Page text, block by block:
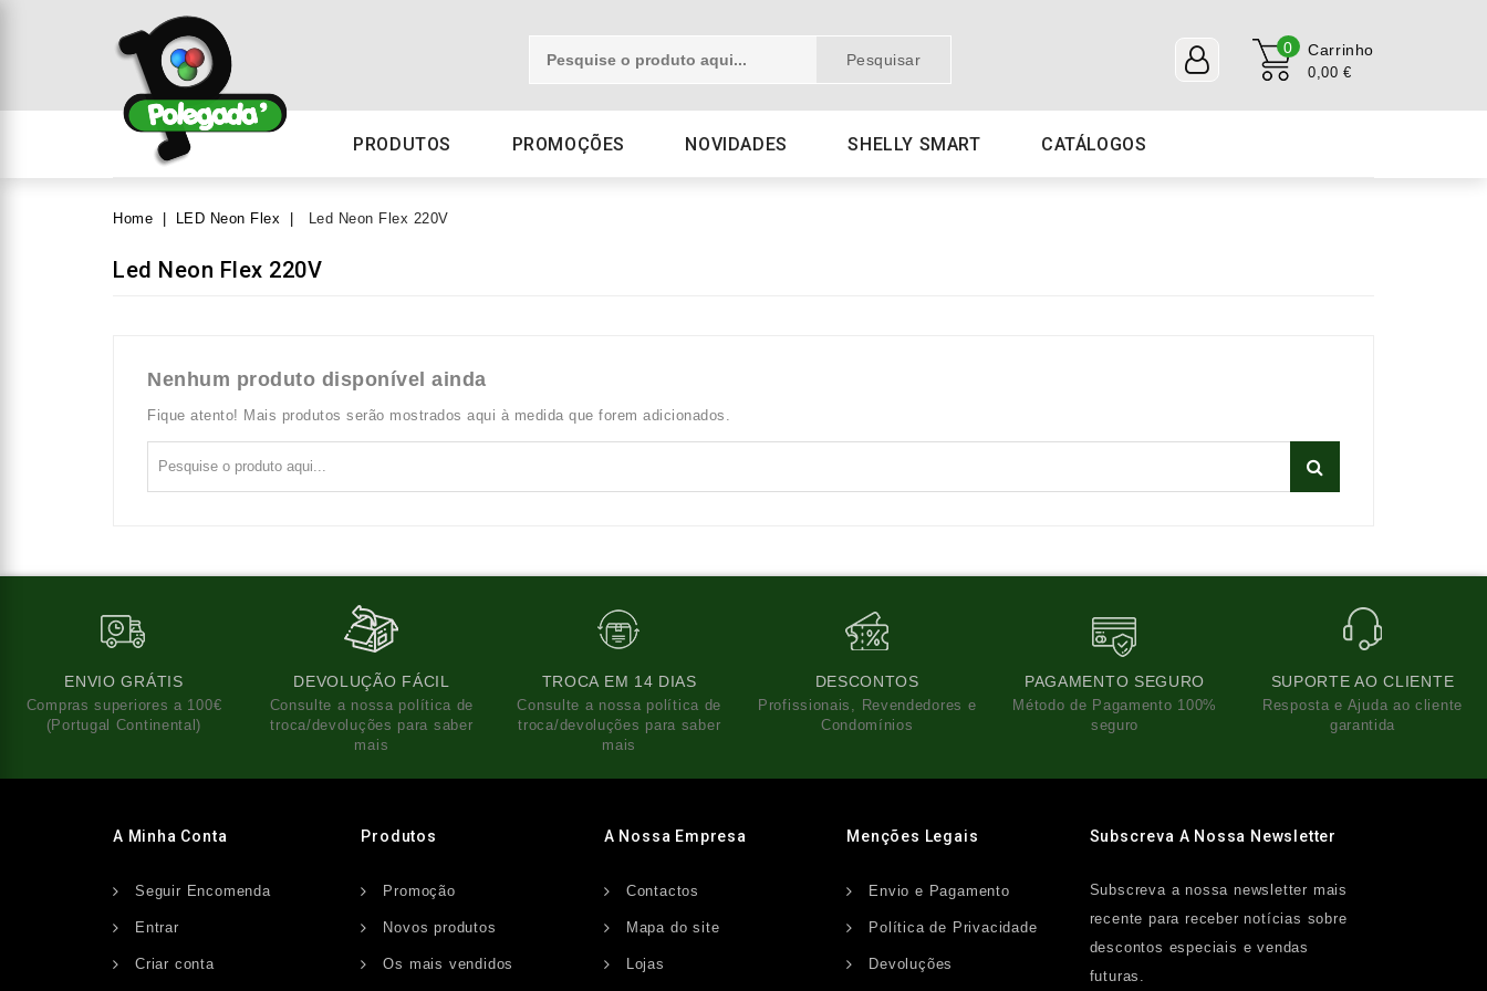
Carrinho
0,00 €
0
Pesquisar
PRODUTOS PROMOÇÕES NOVIDADES SHELLY SMART CATÁLOGOS
Home LED Neon Flex Led Neon Flex 220V
Led Neon Flex 220V
Nenhum produto disponível ainda
Fique atento! Mais produtos serão mostrados aqui à medida que forem adicionados.
ENVIO GRÁTIS
Compras superiores a 100€
(Portugal Continental)
DEVOLUÇÃO FÁCIL
Consulte a nossa política de
troca/devoluções para saber
mais
TROCA EM 14 DIAS
Consulte a nossa política de
troca/devoluções para saber
mais
DESCONTOS
Profissionais, Revendedores e
Condomínios
PAGAMENTO SEGURO
Método de Pagamento 100%
seguro
SUPORTE AO CLIENTE
Resposta e Ajuda ao cliente
garantida
A Minha Conta
Seguir Encomenda
Entrar
Criar conta
Produtos
Promoção
Novos produtos
Os mais vendidos
A Nossa Empresa
Contactos
Mapa do site
Lojas
Menções Legais
Envio e Pagamento
Política de Privacidade
Devoluções
Subscreva A Nossa Newsletter
Subscreva a nossa newsletter mais
recente para receber notícias sobre
descontos especiais e vendas
futuras.